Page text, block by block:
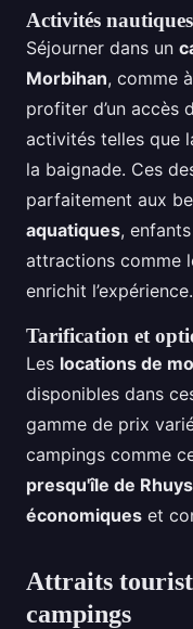
Activités
Séjourner dans un
Morbihan, comme à
profiter d’un accès
activités telles que
la baignade. Ces
parfaitement aux
aquatiques,
attractions comme
enrichit l’expérience.
Tarification et
Les locations de
disponibles dans
gamme de prix
campings comme
presqu'île de Rhuys
économiques et
Attraits
campings